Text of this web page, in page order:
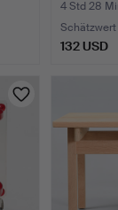
4 Std 28
Schätzwert
132 USD